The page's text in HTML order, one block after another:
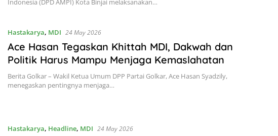
Indonesia (DPD AMPI) Kota Binjai melaksanakan…
Hastakarya, MDI 24 May 2026
Ace Hasan Tegaskan Khittah MDI, Dakwah dan
Politik Harus Mampu Menjaga Kemaslahatan
Berita Golkar – Wakil Ketua Umum DPP Partai Golkar, Ace Hasan Syadzily,
menegaskan pentingnya menjaga…
Hastakarya, Headline, MDI 24 May 2026